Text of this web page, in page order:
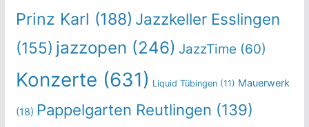
Prinz Karl (188) Jazzkeller Esslingen
(155) jazzopen (246) JazzTime (60)
Konzerte (631) Liquid Tübingen(11) Mauerwerk
(18) Pappelgarten Reutlingen (139)